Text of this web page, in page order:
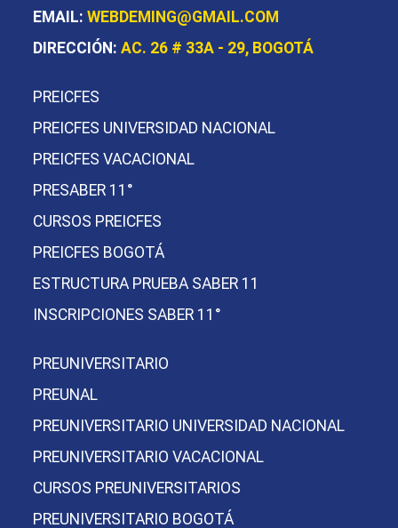
EMAIL: WEBDEMING@GMAIL.COM
DIRECCIÓN: AC. 26 # 33A - 29, BOGOTÁ
PREICFES
PREICFES UNIVERSIDAD NACIONAL
PREICFES VACACIONAL
PRESABER 11°
CURSOS PREICFES
PREICFES BOGOTÁ
ESTRUCTURA PRUEBA SABER 11
INSCRIPCIONES SABER 11°
PREUNIVERSITARIO
PREUNAL
PREUNIVERSITARIO UNIVERSIDAD NACIONAL
PREUNIVERSITARIO VACACIONAL
CURSOS PREUNIVERSITARIOS
PREUNIVERSITARIO BOGOTÁ